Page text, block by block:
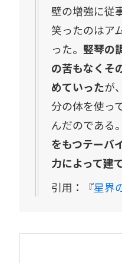
壁の増強に従
笑ったのはア
った。 竪琴の
の苦もなくそ
めていったが
分の体を使っ
んだのである。
をもつテーバ
力によって建
引用：『星界